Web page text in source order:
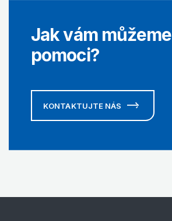
Jak vám můžeme
pomoci?
KONTAKTUJTE NÁS